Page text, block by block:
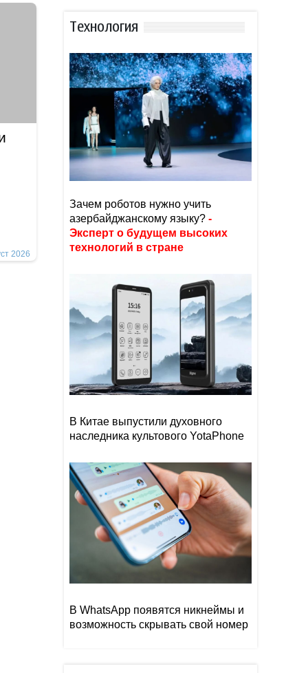
2026
Тexнoлoгия
Зачем роботов нужно учить
азербайджанскому языку? -
Эксперт о будущем высоких
технологий в стране
В Китае выпустили духовного
наследника культового YotaPhone
В WhatsApp появятся никнеймы и
возможность скрывать свой номер